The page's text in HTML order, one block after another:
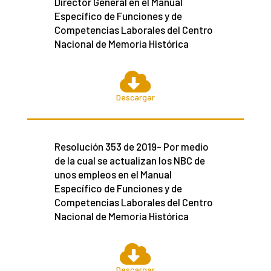
Específico de Funciones y de
Competencias Laborales del Centro
Nacional de Memoria Histórica

Descargar
Resolución 353 de 2019- Por medio
de la cual se actualizan los NBC de
unos empleos en el Manual
Específico de Funciones y de
Competencias Laborales del Centro
Nacional de Memoria Histórica
